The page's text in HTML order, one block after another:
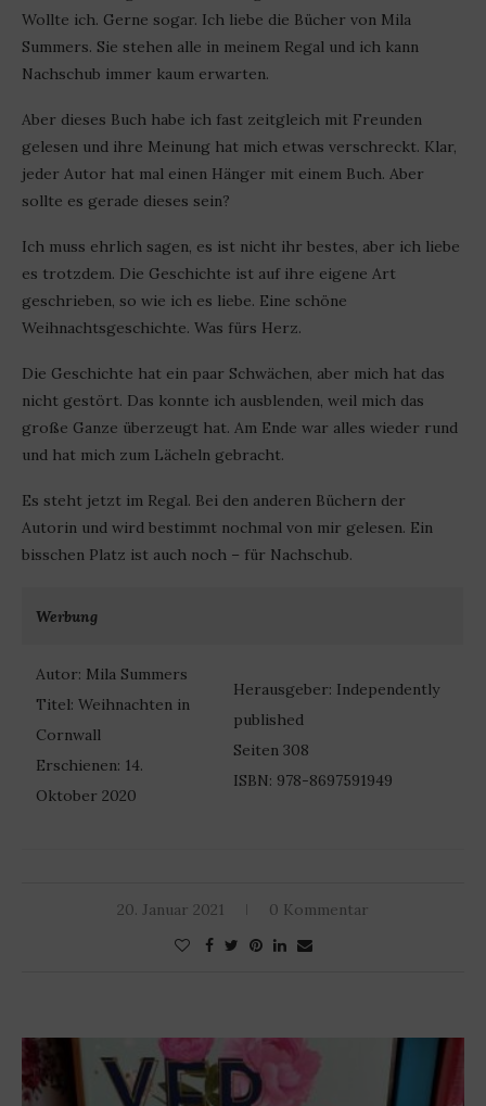
Wollte ich. Gerne sogar. Ich liebe die Bücher von Mila
Summers. Sie stehen alle in meinem Regal und ich kann
Nachschub immer kaum erwarten.
Aber dieses Buch habe ich fast zeitgleich mit Freunden
gelesen und ihre Meinung hat mich etwas verschreckt. Klar,
jeder Autor hat mal einen Hänger mit einem Buch. Aber
sollte es gerade dieses sein?
Ich muss ehrlich sagen, es ist nicht ihr bestes, aber ich liebe
es trotzdem. Die Geschichte ist auf ihre eigene Art
geschrieben, so wie ich es liebe. Eine schöne
Weihnachtsgeschichte. Was fürs Herz.
Die Geschichte hat ein paar Schwächen, aber mich hat das
nicht gestört. Das konnte ich ausblenden, weil mich das
große Ganze überzeugt hat. Am Ende war alles wieder rund
und hat mich zum Lächeln gebracht.
Es steht jetzt im Regal. Bei den anderen Büchern der
Autorin und wird bestimmt nochmal von mir gelesen. Ein
bisschen Platz ist auch noch – für Nachschub.
Werbung
Autor: Mila Summers
Titel: Weihnachten in
Cornwall
Erschienen: 14.
Oktober 2020
Herausgeber: Independently
published
Seiten 308
ISBN: 978-8697591949
20. Januar 2021 0 Kommentar